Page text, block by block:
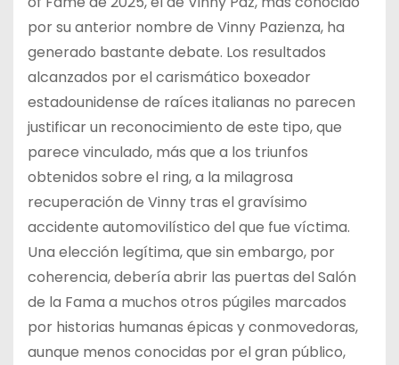
por su anterior nombre de Vinny Pazienza, ha
generado bastante debate. Los resultados
alcanzados por el carismático boxeador
estadounidense de raíces italianas no parecen
justificar un reconocimiento de este tipo, que
parece vinculado, más que a los triunfos
obtenidos sobre el ring, a la milagrosa
recuperación de Vinny tras el gravísimo
accidente automovilístico del que fue víctima.
Una elección legítima, que sin embargo, por
coherencia, debería abrir las puertas del Salón
de la Fama a muchos otros púgiles marcados
por historias humanas épicas y conmovedoras,
aunque menos conocidas por el gran público,